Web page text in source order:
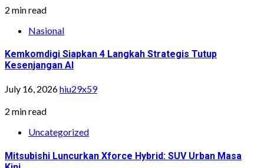
2 min read
Nasional
Kemkomdigi Siapkan 4 Langkah Strategis Tutup
Kesenjangan AI
July 16, 2026hiu29x59
2 min read
Uncategorized
Mitsubishi Luncurkan Xforce Hybrid: SUV Urban Masa